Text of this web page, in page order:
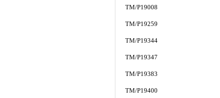
TM/P19008
TM/P19259
TM/P19344
TM/P19347
TM/P19383
TM/P19400